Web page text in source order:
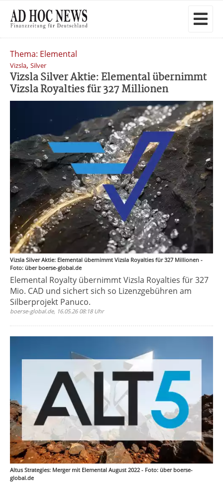
Thema: Elemental
Vizsla, Silver
Vizsla Silver Aktie: Elemental übernimmt
Vizsla Royalties für 327 Millionen
Vizsla Silver Aktie: Elemental übernimmt Vizsla Royalties für 327 Millionen -
Foto: über boerse-global.de
Elemental Royalty übernimmt Vizsla Royalties für 327
Mio. CAD und sichert sich so Lizenzgebühren am
Silberprojekt Panuco.
boerse-global.de, 16.05.26 08:18 Uhr
Altus Strategies: Merger mit Elemental August 2022 - Foto: über boerse-
global.de